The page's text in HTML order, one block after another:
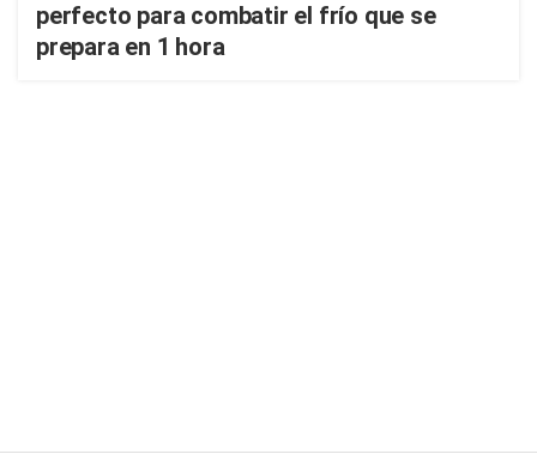
perfecto para combatir el frío que se
prepara en 1 hora